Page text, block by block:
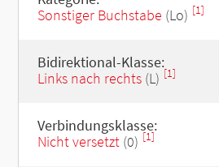
Sonstiger Buchstabe (Lo) [1]
Bidirektional-Klasse:
Links nach rechts(L) [1]
Verbindungsklasse:
Nicht versetzt(0) [1]